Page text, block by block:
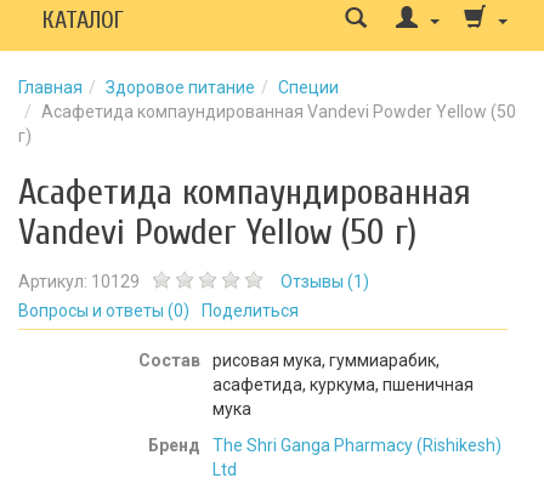
КАТАЛОГ
Главная Здоровое питание
Специи
Асафетида компаундированная Vandevi Powder Yellow (50
г)
Асафетида компаундированная
Vandevi Powder Yellow (50 г)
Артикул: 10129 Отзывы (1 )
Вопросы и ответы (0) Поделиться
Состав
рисовая мука, гуммиарабик,
асафетида, куркума, пшеничная
мука
Бренд
The Shri Ganga Pharmacy (Rishikesh)
Ltd